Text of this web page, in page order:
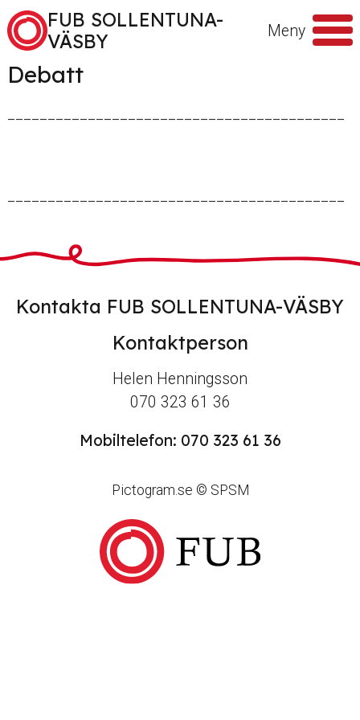
Hoppa till innehåll
FUB SOLLENTUNA-
VÄSBY
Meny
Sök
Debatt
Kontakta FUB SOLLENTUNA-VÄSBY
Kontaktperson
Helen Henningsson
070 323 61 36
Mobiltelefon: 070 323 61 36
Pictogram.se © SPSM